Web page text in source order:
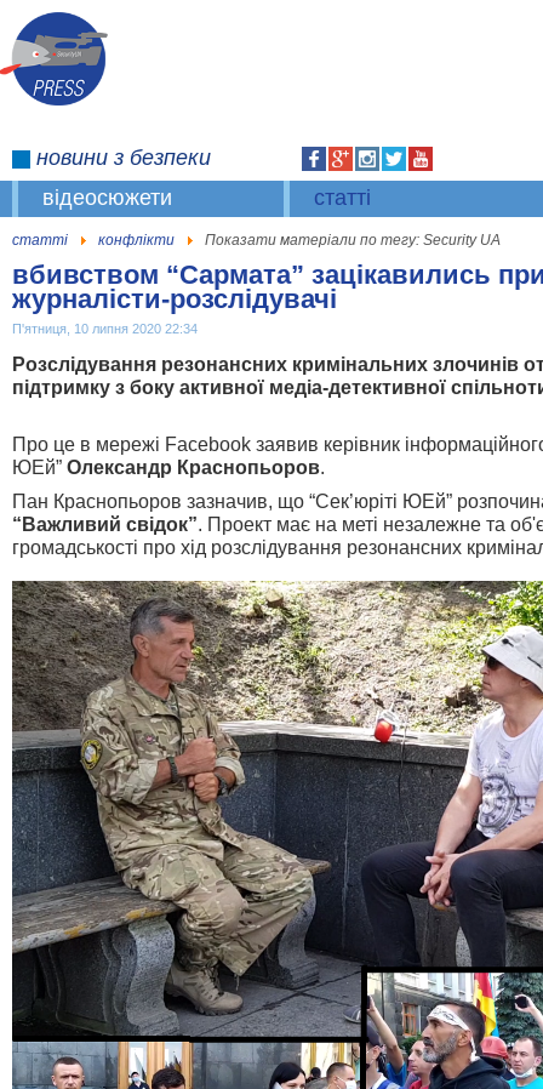
новини з безпеки
відеосюжети
статті
статті конфлікти Показати матеріали по тегу: Security UA
вбивством “Сармата” зацікавились
журналісти-розслідувачі
П'ятниця, 10 липня 2020 22:34
Розслідування резонансних кримінальних злочинів
підтримку з боку активної медіа-детективної
Про це в мережі Facebook заявив керівник інформаційного
ЮЕй” Олександр Краснопьоров.
Пан Краснопьоров зазначив, що “Сек’юріті ЮЕй”
“Важливий свідок”. Проект має на меті незалежне та
громадськості про хід розслідування резонансних